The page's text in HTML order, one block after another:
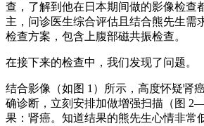
查，了解到他在日本期间做的影像检查
主，问诊医生综合评估且结合熊先生需
检查方案，包含上腹部磁共振检查。
在接下来的检查中，我们发现了问题。
结合影像（如图 1）所示，高度怀疑肾
确诊断，立刻安排加做增强扫描（图
果：肾癌。知道结果的熊先生心情非常